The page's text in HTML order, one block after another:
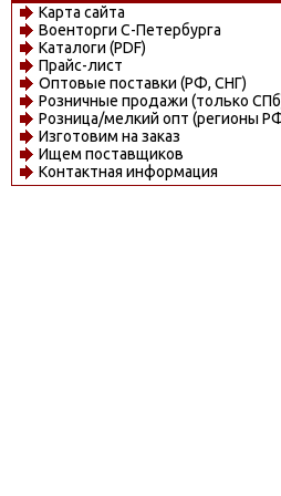
Карта сайта
Военторги С-Петербурга
Каталоги (PDF)
Прайс-лист
Оптовые поставки (РФ, СНГ)
Розничные продажи (только
Розница/мелкий опт (регионы
Изготовим на заказ
Ищем поставщиков
Контактная информация